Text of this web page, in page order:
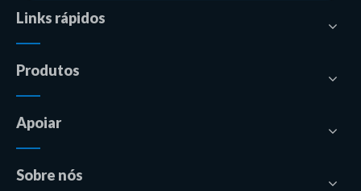
Links rápidos
Produtos
Apoiar
Sobre nós